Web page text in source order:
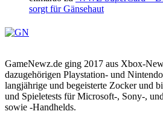
sorgt für Gänsehaut
GameNewz.de ging 2017 aus Xbox-
dazugehörigen Playstation- und
langjährige und begeisterte Zocker und
und Spieletests für Microsoft-, Sony-,
sowie -Handhelds.